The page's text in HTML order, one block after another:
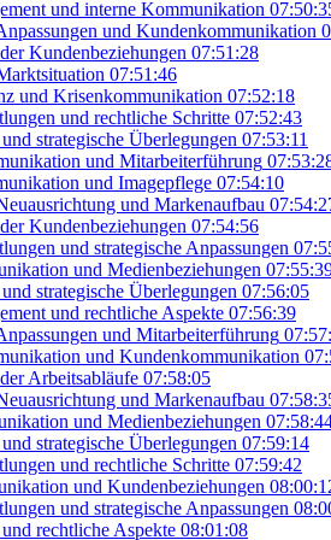
und interne Kommunikation
und Kundenkommunikation
Kundenbeziehungen 07:51:28
07:51:46
und Krisenkommunikation 07:52:18
und rechtliche Schritte 07:52:43
strategische Überlegungen 07:53:11
und Mitarbeiterführung
und Imagepflege 07:54:10
und Markenaufbau
Kundenbeziehungen 07:54:56
und strategische Anpassungen
und Medienbeziehungen
strategische Überlegungen 07:56:05
und rechtliche Aspekte 07:56:39
und Mitarbeiterführung
und Kundenkommunikation
Arbeitsabläufe 07:58:05
und Markenaufbau
und Medienbeziehungen
strategische Überlegungen 07:59:14
und rechtliche Schritte 07:59:42
und Kundenbeziehungen
und strategische Anpassungen
rechtliche Aspekte 08:01:08